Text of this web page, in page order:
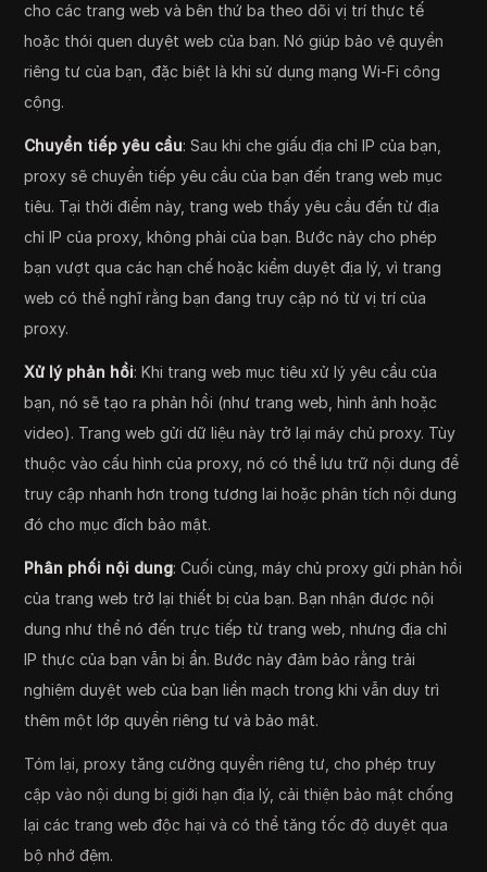
cho các trang web và bên thứ ba theo dõi vị trí thực tế
hoặc thói quen duyệt web của bạn. Nó giúp bảo vệ quyền
riêng tư của bạn, đặc biệt là khi sử dụng mạng Wi-Fi công
cộng.
Chuyển tiếp yêu cầu: Sau khi che giấu địa chỉ IP của bạn,
proxy sẽ chuyển tiếp yêu cầu của bạn đến trang web mục
tiêu. Tại thời điểm này, trang web thấy yêu cầu đến từ địa
chỉ IP của proxy, không phải của bạn. Bước này cho phép
bạn vượt qua các hạn chế hoặc kiểm duyệt địa lý, vì trang
web có thể nghĩ rằng bạn đang truy cập nó từ vị trí của
proxy.
Xử lý phản hồi: Khi trang web mục tiêu xử lý yêu cầu của
bạn, nó sẽ tạo ra phản hồi (như trang web, hình ảnh hoặc
video). Trang web gửi dữ liệu này trở lại máy chủ proxy. Tùy
thuộc vào cấu hình của proxy, nó có thể lưu trữ nội dung để
truy cập nhanh hơn trong tương lai hoặc phân tích nội dung
đó cho mục đích bảo mật.
Phân phối nội dung: Cuối cùng, máy chủ proxy gửi phản hồi
của trang web trở lại thiết bị của bạn. Bạn nhận được nội
dung như thể nó đến trực tiếp từ trang web, nhưng địa chỉ
IP thực của bạn vẫn bị ẩn. Bước này đảm bảo rằng trải
nghiệm duyệt web của bạn liền mạch trong khi vẫn duy trì
thêm một lớp quyền riêng tư và bảo mật.
Tóm lại, proxy tăng cường quyền riêng tư, cho phép truy
cập vào nội dung bị giới hạn địa lý, cải thiện bảo mật chống
lại các trang web độc hại và có thể tăng tốc độ duyệt qua
bộ nhớ đệm.